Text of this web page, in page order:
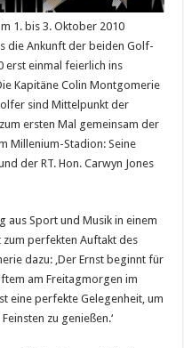
1. bis 3. Oktober 2010
die Ankunft der beiden Golf-
erst einmal feierlich ins
Kapitäne Colin Montgomerie
sind Mittelpunkt der
ersten Mal gemeinsam der
Millenium-Stadion: Seine
der RT. Hon. Carwyn Jones
aus Sport und Musik in einem
perfekten Auftakt des
dazu: ‚Der Ernst beginnt für
am Freitagmorgen im
eine perfekte Gelegenheit, um
zu genießen.‘